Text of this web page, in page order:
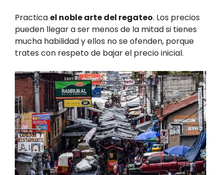
Practica el noble arte del regateo. Los precios
pueden llegar a ser menos de la mitad si tienes
mucha habilidad y ellos no se ofenden, porque
trates con respeto de bajar el precio inicial.